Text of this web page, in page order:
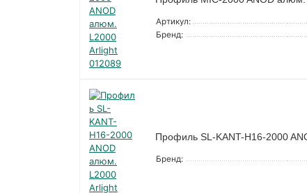
Артикул:
Бренд:
Профиль SL-KANT-H16-2000
Бренд: